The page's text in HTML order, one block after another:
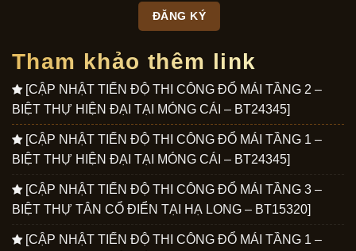
Tham khảo thêm link
[CẬP NHẬT TIẾN ĐỘ THI CÔNG ĐỔ MÁI TẦNG 2 –
BIỆT THỰ HIỆN ĐẠI TẠI MÓNG CÁI – BT24345]
[CẬP NHẬT TIẾN ĐỘ THI CÔNG ĐỔ MÁI TẦNG 1 –
BIỆT THỰ HIỆN ĐẠI TẠI MÓNG CÁI – BT24345]
[CẬP NHẬT TIẾN ĐỘ THI CÔNG ĐỔ MÁI TẦNG 3 –
BIỆT THỰ TÂN CỔ ĐIỂN TẠI HẠ LONG – BT15320]
[CẬP NHẬT TIẾN ĐỘ THI CÔNG ĐỔ MÁI TẦNG 1 –